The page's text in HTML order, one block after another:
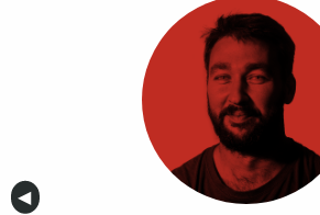
Anterior
◀︎